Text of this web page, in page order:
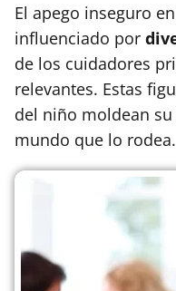
El apego inseguro
influenciado por
de los cuidadores
relevantes. Estas
del niño moldean
mundo que lo rodea.